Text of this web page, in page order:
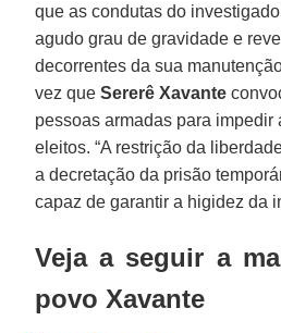
que as condutas do
agudo grau de gravidade e
decorrentes da sua
vez queSererê Xavante
pessoas armadas para impedir
eleitos. “A restrição da
a decretação da prisão
capaz de garantir a higidez da
Veja a seguir a
povo Xavante